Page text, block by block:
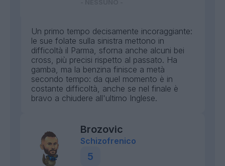
Un primo tempo decisamente incoraggiante:
le sue folate sulla sinistra mettono in
difficoltà il Parma, sforna anche alcuni bei
cross, più precisi rispetto al passato. Ha
gamba, ma la benzina finisce a metà
secondo tempo: da quel momento è in
costante difficoltà, anche se nel finale è
bravo a chiudere all'ultimo Inglese.
Brozovic
Schizofrenico
5